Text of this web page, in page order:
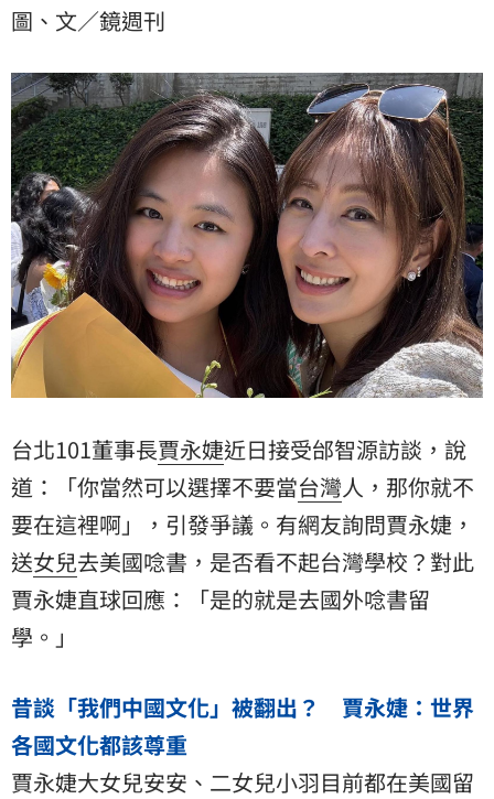
出？　賈永婕：世界各國文化都該尊重賈永婕大女兒安
永婕臉書留言：「妳家安安為什麼不在台灣要去美國讀
書？是因為
圖、文／鏡週刊
台北101董事長賈永婕近日接受邰智源訪談，說
道：「你當然可以選擇不要當台灣人，那你就不
要在這裡啊」，引發爭議。有網友詢問賈永婕，
送女兒去美國唸書，是否看不起台灣學校？對此
賈永婕直球回應：「是的就是去國外唸書留
學。」
昔談「我們中國文化」被翻出？ 賈永婕：世界
各國文化都該尊重
賈永婕大女兒安安、二女兒小羽目前都在美國留